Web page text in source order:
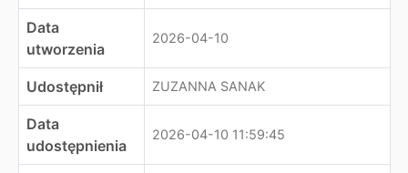
Data
utworzenia
2026-04-10
Udostępnił ZUZANNA SANAK
Data
udostępnienia
2026-04-10 11:59:45